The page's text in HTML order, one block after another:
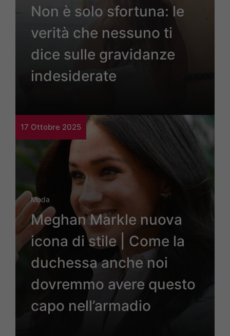
Non è solo sfortuna: le
verità che nessuno ti
dice sulle gravidanze
indesiderate
17 Ottobre 2025
Moda
Meghan Markle nuova
icona di stile | Come la
duchessa anche noi
dovremmo avere questo
capo nell’armadio